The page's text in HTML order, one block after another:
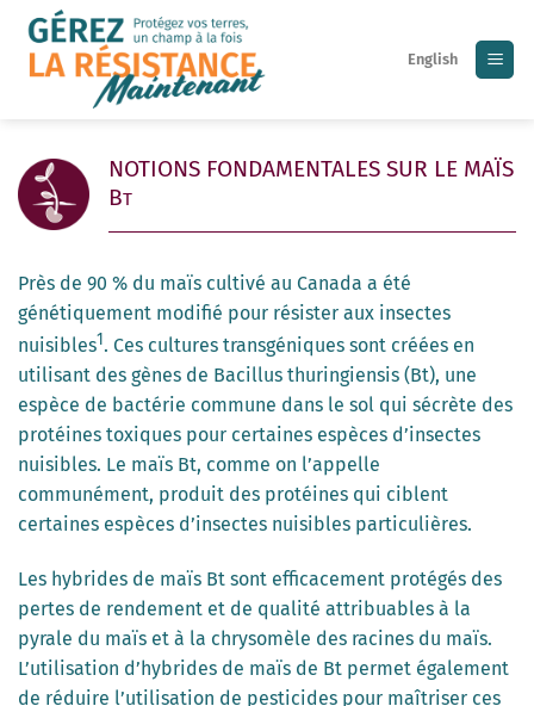
Skip
content
English
NOTIONS FONDAMENTALES SUR LE MAÏS
BT
Près de 90 % du maïs cultivé au Canada a été
génétiquement modifié pour résister aux insectes
nuisibles1 . Ces cultures transgéniques sont créées en
utilisant des gènes de Bacillus thuringiensis (Bt), une
espèce de bactérie commune dans le sol qui sécrète des
protéines toxiques pour certaines espèces d’insectes
nuisibles. Le maïs Bt, comme on l’appelle
communément, produit des protéines qui ciblent
certaines espèces d’insectes nuisibles particulières.
Les hybrides de maïs Bt sont efficacement protégés des
pertes de rendement et de qualité attribuables à la
pyrale du maïs et à la chrysomèle des racines du maïs.
L’utilisation d’hybrides de maïs de Bt permet également
de réduire l’utilisation de pesticides pour maîtriser ces